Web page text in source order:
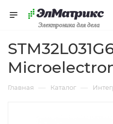
Электроника для дела
Главная — Каталог —